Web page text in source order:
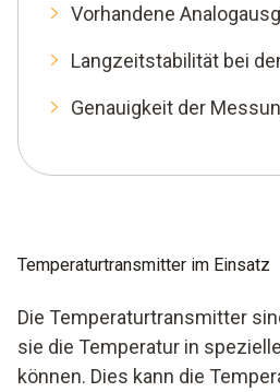
Vorhandene
Langzeitstabilität bei
Genauigkeit der
Temperaturtransmitter im Einsatz
Die Temperaturtransmitter
sie die Temperatur in
können. Dies kann die